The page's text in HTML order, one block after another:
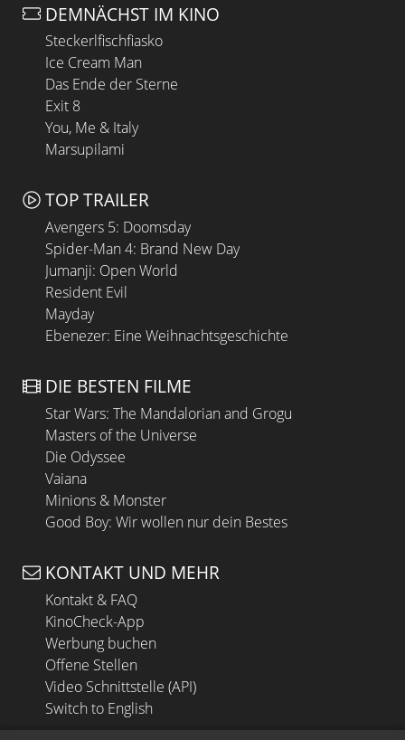
DEMNÄCHST IM KINO
Steckerlfischfiasko
Ice Cream Man
Das Ende der Sterne
Exit 8
You, Me & Italy
Marsupilami
TOP TRAILER
Avengers 5: Doomsday
Spider-Man 4: Brand New Day
Jumanji: Open World
Resident Evil
Mayday
Ebenezer: Eine Weihnachtsgeschichte
DIE BESTEN FILME
Star Wars: The Mandalorian and Grogu
Masters of the Universe
Die Odyssee
Vaiana
Minions & Monster
Good Boy: Wir wollen nur dein Bestes
KONTAKT UND MEHR
Kontakt & FAQ
KinoCheck-App
Werbung buchen
Offene Stellen
Video Schnittstelle (API)
Switch to English